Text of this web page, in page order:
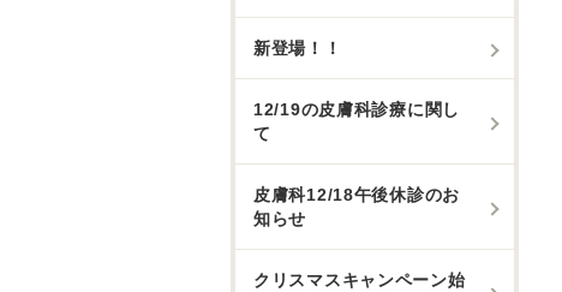
新登場！！
12/19の皮膚科診療に関し
て
皮膚科12/18午後休診のお
知らせ
クリスマスキャンペーン始